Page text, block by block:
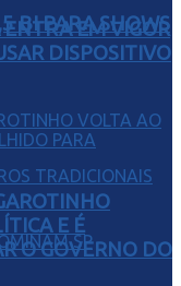
BI PARA SHOWS
EM VIGOR
DISPOSITIVO
E É
O GOVERNO DO